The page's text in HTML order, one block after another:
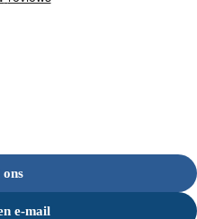
ons
e-mail